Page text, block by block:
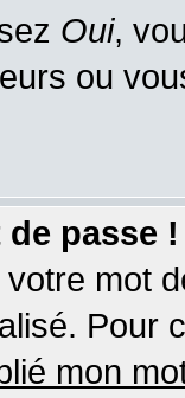
Oui,
ou
passe !
mot
Pour
mon